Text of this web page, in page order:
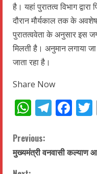
है। यहां पुरातत्व विभाग
दौरान मौर्यकाल तक के
पुरातत्ववेता के अनुसार इस
मिलती है। अनुमान लगाया जा
जाता रहा है।
Share Now
C
o
Previous:
मुख्यमंत्री वनवासी कल्याण